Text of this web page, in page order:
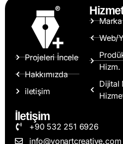
Projeleri İncele
Hakkımızda
iletişim
Web/
Hizm.
Dijital
İletişim
+90 532 251 6926
info@vonartcreative.com